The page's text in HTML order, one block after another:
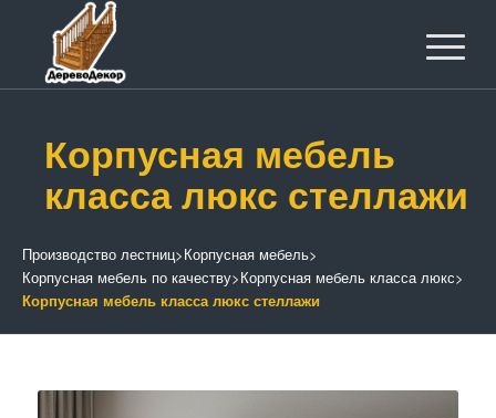
Корпусная мебель
класса люкс стеллажи
Производство лестниц>Корпусная мебель>
Корпусная мебель по качеству>Корпусная мебель класса люкс>
Корпусная мебель класса люкс стеллажи